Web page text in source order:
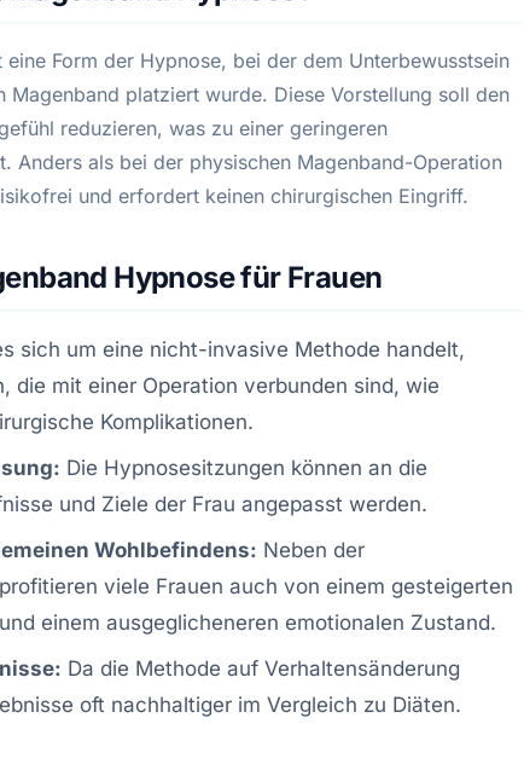
Form der Hypnose, bei der dem Unterbewusstsein
Magenband platziert wurde. Diese Vorstellung soll den
reduzieren, was zu einer geringeren
Anders als bei der physischen Magenband-Operation
und erfordert keinen chirurgischen Eingriff.
Hypnose für Frauen
sich um eine nicht-invasive Methode handelt,
die mit einer Operation verbunden sind, wie
Komplikationen.
Die Hypnosesitzungen können an die
und Ziele der Frau angepasst werden.
Wohlbefindens: Neben der
viele Frauen auch von einem gesteigerten
einem ausgeglicheneren emotionalen Zustand.
Da die Methode auf Verhaltensänderung
oft nachhaltiger im Vergleich zu Diäten.